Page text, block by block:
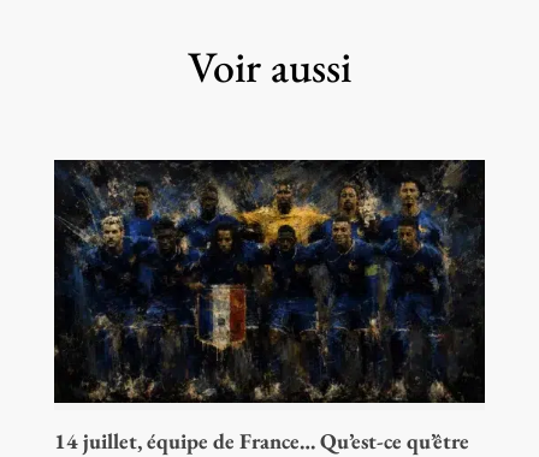
Voir aussi
14 juillet, équipe de France… Qu’est-ce qu’être